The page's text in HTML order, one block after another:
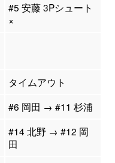
#5 安藤 3Pシュート
×
タイムアウト
#6 岡田 → #11 杉浦
#14 北野 → #12 岡
田